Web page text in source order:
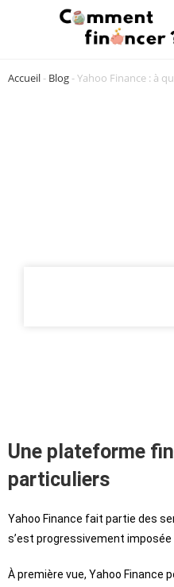
Accueil- Blog-Yahoo Finance : à
Une plateforme
particuliers
Yahoo Finance fait partie des
s’est progressivement
À première vue, Yahoo Finance